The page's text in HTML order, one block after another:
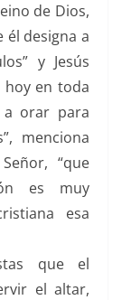
de Dios,
él designa a
y Jesús
en toda
a orar para
menciona
“que
es muy
esa
que el
el altar,